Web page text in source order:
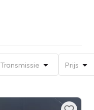
Transmissie Prijs